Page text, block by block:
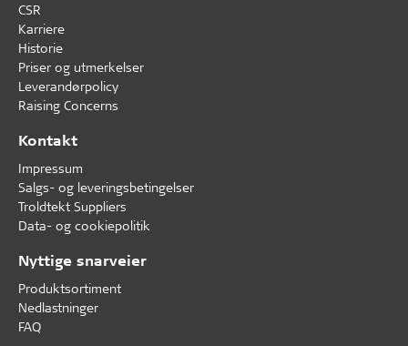
CSR
Karriere
Historie
Priser og utmerkelser
Leverandørpolicy
Raising Concerns
Kontakt
Impressum
Salgs- og leveringsbetingelser
Troldtekt Suppliers
Data- og cookiepolitik
Nyttige snarveier
Produktsortiment
Nedlastninger
FAQ